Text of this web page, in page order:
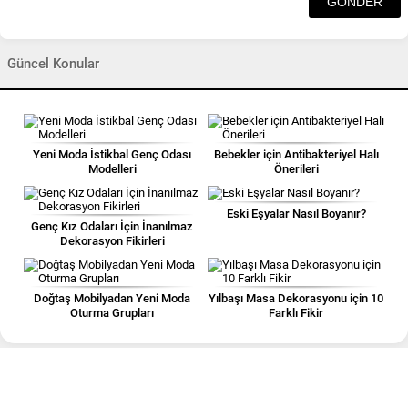
Güncel Konular
Yeni Moda İstikbal Genç Odası
Modelleri
Bebekler için Antibakteriyel Halı
Önerileri
Genç Kız Odaları İçin İnanılmaz
Dekorasyon Fikirleri
Eski Eşyalar Nasıl Boyanır?
Doğtaş Mobilyadan Yeni Moda
Oturma Grupları
Yılbaşı Masa Dekorasyonu için 10
Farklı Fikir